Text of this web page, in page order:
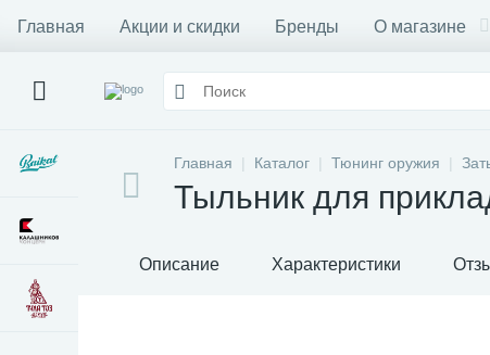
Главная Акции и скидки Бренды О магазине
Главная Каталог Тюнинг оружия
Тыльник для
Описание Характеристики